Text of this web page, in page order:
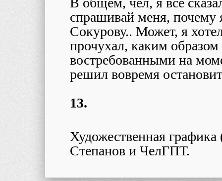
спрашивай меня, почему
Сокурову.. Может, я
прочухал, каким
востребованными на
решил вовремя
13.
Художественная
Степанов и ЧелГПТ.